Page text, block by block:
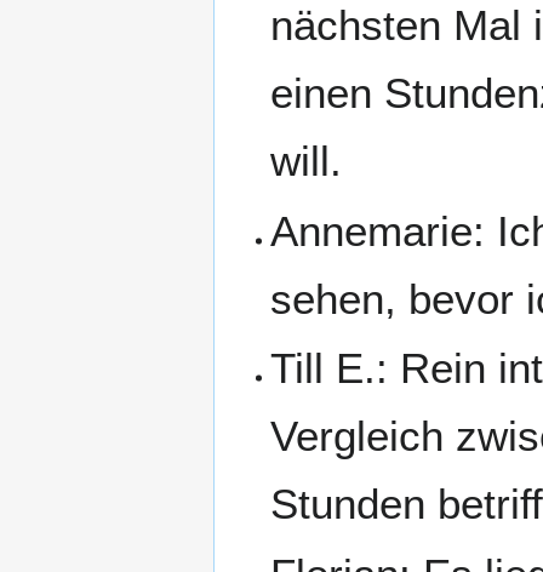
nächsten Mal
einen
will.
Annemarie:
sehen, bevor
Till E.: Rein
Vergleich
Stunden